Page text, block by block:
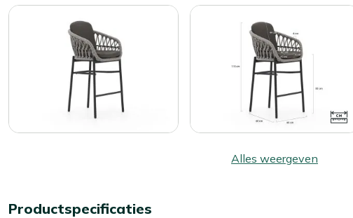
Alles weergeven
Productspecificaties